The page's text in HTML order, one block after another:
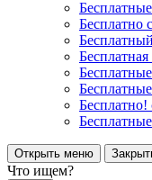
Бесплатно
Открыть меню
Что ищем?